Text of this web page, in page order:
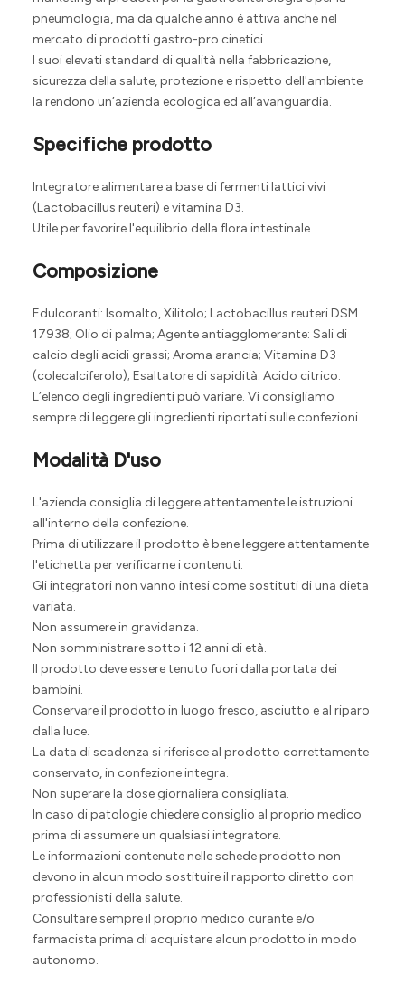
pneumologia, ma da qualche anno è attiva anche nel
mercato di prodotti gastro-pro cinetici.
I suoi elevati standard di qualità nella fabbricazione,
sicurezza della salute, protezione e rispetto dell'ambiente
la rendono un’azienda ecologica ed all’avanguardia.
Specifiche prodotto
Integratore alimentare a base di fermenti lattici vivi
(Lactobacillus reuteri) e vitamina D3.
Utile per favorire l'equilibrio della flora intestinale.
Composizione
Edulcoranti: Isomalto, Xilitolo; Lactobacillus reuteri DSM
17938; Olio di palma; Agente antiagglomerante: Sali di
calcio degli acidi grassi; Aroma arancia; Vitamina D3
(colecalciferolo); Esaltatore di sapidità: Acido citrico.
L’elenco degli ingredienti può variare. Vi consigliamo
sempre di leggere gli ingredienti riportati sulle confezioni.
Modalità D'uso
L'azienda consiglia di leggere attentamente le istruzioni
all'interno della confezione.
Prima di utilizzare il prodotto è bene leggere attentamente
l'etichetta per verificarne i contenuti.
Gli integratori non vanno intesi come sostituti di una dieta
variata.
Non assumere in gravidanza.
Non somministrare sotto i 12 anni di età.
Il prodotto deve essere tenuto fuori dalla portata dei
bambini.
Conservare il prodotto in luogo fresco, asciutto e al riparo
dalla luce.
La data di scadenza si riferisce al prodotto correttamente
conservato, in confezione integra.
Non superare la dose giornaliera consigliata.
In caso di patologie chiedere consiglio al proprio medico
prima di assumere un qualsiasi integratore.
Le informazioni contenute nelle schede prodotto non
devono in alcun modo sostituire il rapporto diretto con
professionisti della salute.
Consultare sempre il proprio medico curante e/o
farmacista prima di acquistare alcun prodotto in modo
autonomo.